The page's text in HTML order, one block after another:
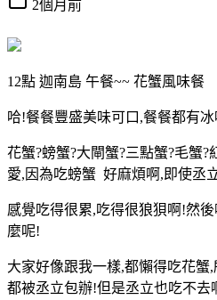
2個月前
12點 迦南島 午餐~~ 花蟹風味餐
哈!餐餐豐盛美味可口,餐餐都有
花蟹?螃蟹?大閘蟹?三點蟹?毛蟹
愛,因為吃螃蟹 好麻煩啊,即使丞
感覺吃得很累,吃得很狼狽啊!然
麼呢!
大家好像跟我一樣,都懶得吃花蟹
都被丞立包辦!但是丞立也吃不去